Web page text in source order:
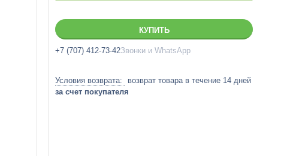
КУПИТЬ
+7 (707) 412-73-42Звонки и WhatsApp
возврат товара в течение 14 дней
за счет покупателя